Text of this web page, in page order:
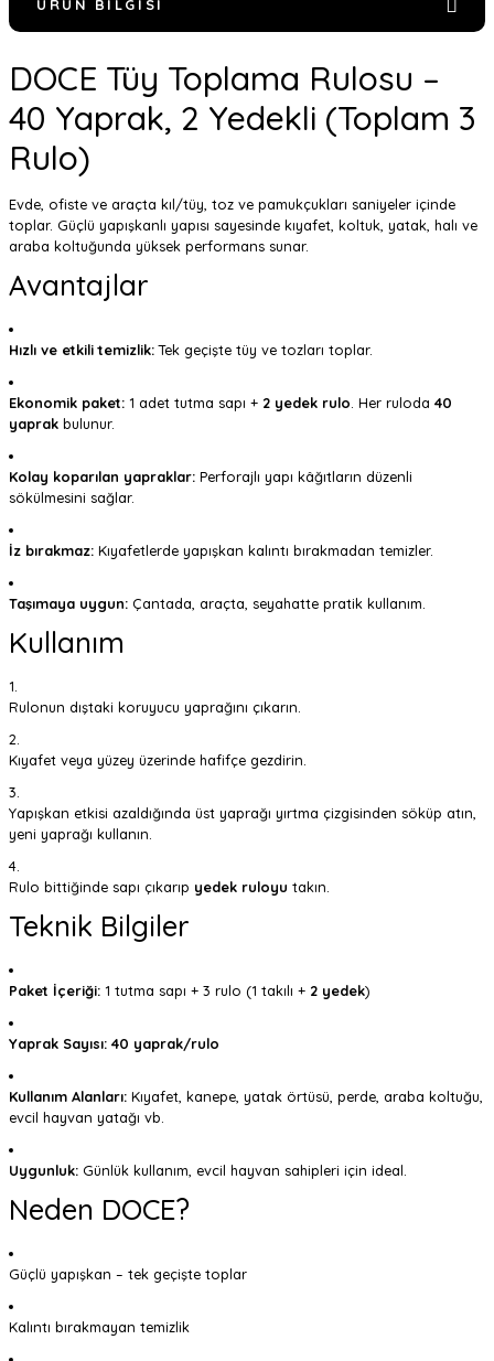
ÜRÜN BILGISI
DOCE Tüy Toplama Rulosu –
40 Yaprak, 2 Yedekli (Toplam 3
Rulo)
Evde, ofiste ve araçta kıl/tüy, toz ve pamukçukları saniyeler içinde
toplar. Güçlü yapışkanlı yapısı sayesinde kıyafet, koltuk, yatak, halı ve
araba koltuğunda yüksek performans sunar.
Avantajlar
Hızlı ve etkili temizlik:Tek geçişte tüy ve tozları toplar.
Ekonomik paket: 1 adet tutma sapı + 2 yedek rulo . Her ruloda 40
yaprak bulunur.
Kolay koparılan yapraklar: Perforajlı yapı kâğıtların düzenli
sökülmesini sağlar.
İz bırakmaz: Kıyafetlerde yapışkan kalıntı bırakmadan temizler.
Taşımaya uygun: Çantada, araçta, seyahatte pratik kullanım.
Kullanım
Rulonun dıştaki koruyucu yaprağını çıkarın.
Kıyafet veya yüzey üzerinde hafifçe gezdirin.
Yapışkan etkisi azaldığında üst yaprağı yırtma çizgisinden söküp atın,
yeni yaprağı kullanın.
Rulo bittiğinde sapı çıkarıp yedek ruloyu takın.
Teknik Bilgiler
Paket İçeriği: 1 tutma sapı + 3 rulo (1 takılı + 2 yedek)
Yaprak Sayısı: 40 yaprak/rulo
Kullanım Alanları: Kıyafet, kanepe, yatak örtüsü, perde, araba koltuğu,
evcil hayvan yatağı vb.
Uygunluk: Günlük kullanım, evcil hayvan sahipleri için ideal.
Neden DOCE?
Güçlü yapışkan – tek geçişte toplar
Kalıntı bırakmayan temizlik